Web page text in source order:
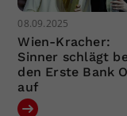
08.09.2025
Wien-Kracher:
Sinner schlägt
den Erste Bank
auf